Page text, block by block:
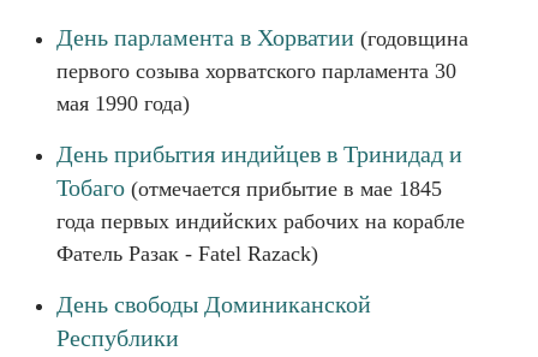
День парламента в Хорватии (годовщина
первого созыва хорватского парламента 30
мая 1990 года)
День прибытия индийцев в Тринидад и
Тобаго (отмечается прибытие в мае 1845
года первых индийских рабочих на корабле
Фатель Разак - Fatel Razack)
День свободы Доминиканской
Республики